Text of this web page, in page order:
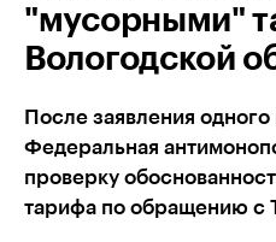
"мусорными"
Вологодской
После заявления
Федеральная
проверку
тарифа по обращению с